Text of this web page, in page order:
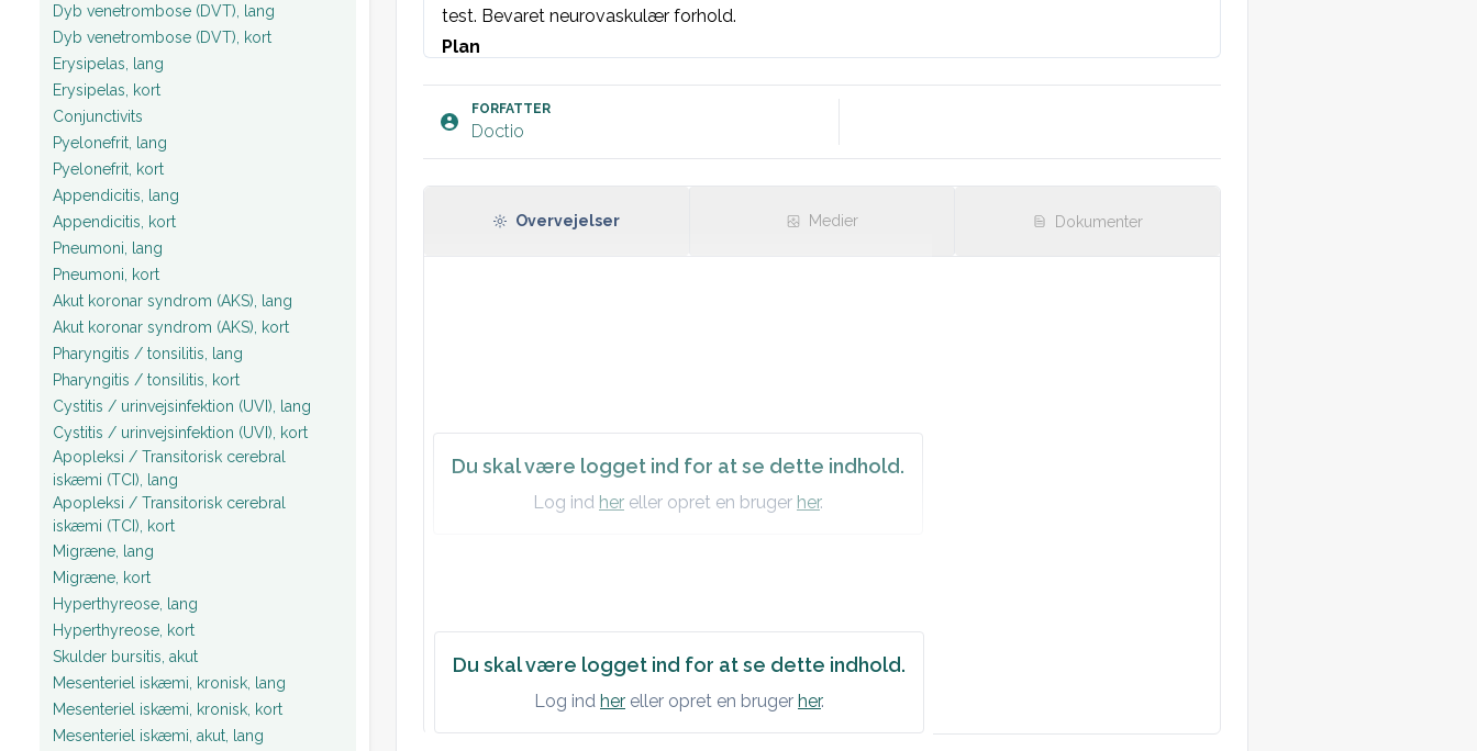
Dyb venetrombose (DVT), lang
Dyb venetrombose (DVT), kort
Erysipelas, lang
Erysipelas, kort
Conjunctivits
Pyelonefrit, lang
Pyelonefrit, kort
Appendicitis, lang
Appendicitis, kort
Pneumoni, lang
Pneumoni, kort
Akut koronar syndrom (AKS), lang
Akut koronar syndrom (AKS), kort
Pharyngitis / tonsilitis, lang
Pharyngitis / tonsilitis, kort
Cystitis / urinvejsinfektion (UVI), lang
Cystitis / urinvejsinfektion (UVI), kort
Apopleksi / Transitorisk cerebral
iskæmi (TCI), lang
Apopleksi / Transitorisk cerebral
iskæmi (TCI), kort
Migræne, lang
Migræne, kort
Hyperthyreose, lang
Hyperthyreose, kort
Skulder bursitis, akut
Mesenteriel iskæmi, kronisk, lang
Mesenteriel iskæmi, kronisk, kort
Mesenteriel iskæmi, akut, lang
test. Bevaret neurovaskulær forhold.
Plan
Du skal være logget ind for at se dette indhold.
Log ind her eller opret en bruger her.
FORFATTER
Doctio
Overvejelser Medier Dokumenter
Du skal være logget ind for at se dette indhold.
Log ind her eller opret en bruger her.